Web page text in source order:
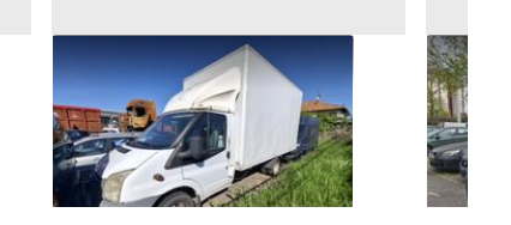
Furgone Ford Transit
Melegnano (Milano)
900 €
21/09/2026
250 €
21/